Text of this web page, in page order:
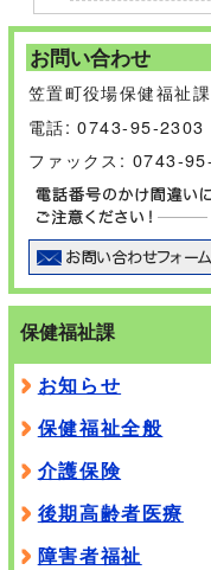
お問い合わせ
笠置町役場保健福祉課
電話: 0743-95-2303
ファックス: 0743-
保健福祉課
お知らせ
保健福祉全般
介護保険
後期高齢者医療
障害者福祉